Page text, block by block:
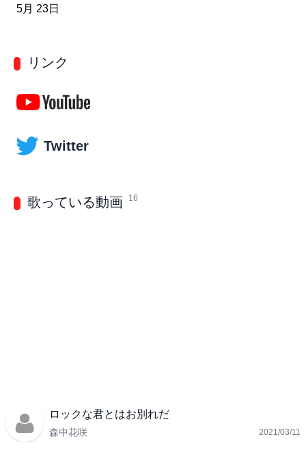
5月 23日
リンク
Twitter
歌っている動画 16
ロックな君とはお別れだ
森中花咲 2021/03/11